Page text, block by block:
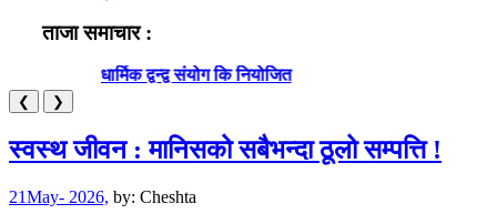
ताजा समाचार :
धार्मिक द्वन्द्व संयोग कि नियोजित
❮ ❯
स्वस्थ जीवन : मानिसको सबैभन्दा ठूलो सम्पत्ति !
21May- 2026, by: Cheshta